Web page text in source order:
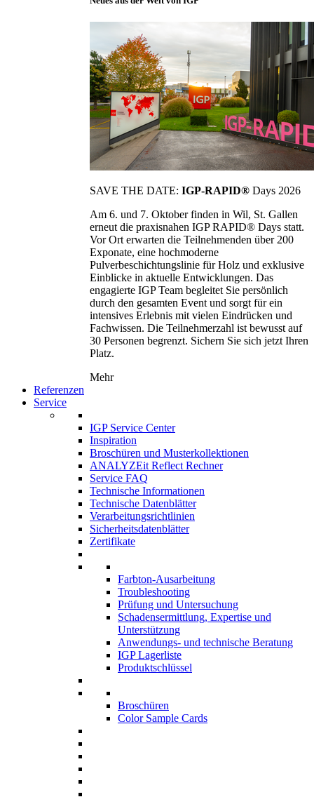
SAVE THE DATE: IGP-RAPID® Days 2026
Am 6. und 7. Oktober finden in Wil, St. Gallen
erneut die praxisnahen IGP RAPID® Days statt.
Vor Ort erwarten die Teilnehmenden über 200
Exponate, eine hochmoderne
Pulverbeschichtungslinie für Holz und exklusive
Einblicke in aktuelle Entwicklungen. Das
engagierte IGP Team begleitet Sie persönlich
durch den gesamten Event und sorgt für ein
intensives Erlebnis mit vielen Eindrücken und
Fachwissen. Die Teilnehmerzahl ist bewusst auf
30 Personen begrenzt. Sichern Sie sich jetzt Ihren
Platz.
Mehr
Referenzen
Service
IGP Service Center
Inspiration
Broschüren und Musterkollektionen
ANALYZEit Reflect Rechner
Service FAQ
Technische Informationen
Technische Datenblätter
Verarbeitungsrichtlinien
Sicherheitsdatenblätter
Zertifikate
Farbton-Ausarbeitung
Troubleshooting
Prüfung und Untersuchung
Schadensermittlung, Expertise und
Unterstützung
Anwendungs- und technische Beratung
IGP Lagerliste
Produktschlüssel
Broschüren
Color Sample Cards